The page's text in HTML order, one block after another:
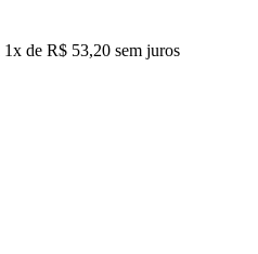
1x de R$ 53,20 sem juros